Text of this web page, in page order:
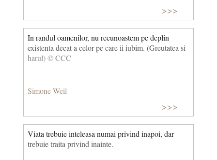
>>>
In randul oamenilor, nu recunoastem pe deplin
existenta decat a celor pe care ii iubim. (Greutatea si
harul) © CCC
Simone Weil
>>>
Viata trebuie inteleasa numai privind inapoi, dar
trebuie traita privind inainte.